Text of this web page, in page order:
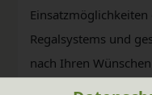
Regalsystems und
nach Ihren